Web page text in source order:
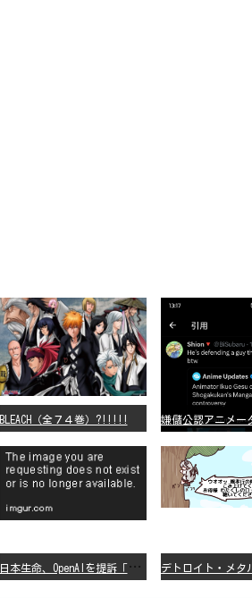
BLEACH（全７４巻）?!!!!!
日
本生命、OpenAIを提訴「ChatGPTが非弁行為」